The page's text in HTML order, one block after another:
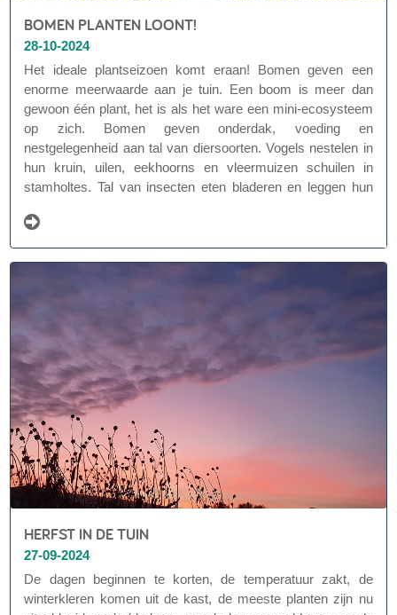
BOMEN PLANTEN LOONT!
28-10-2024
Het ideale plantseizoen komt eraan! Bomen geven een
enorme meerwaarde aan je tuin. Een boom is meer dan
gewoon één plant, het is als het ware een mini-ecosysteem
op zich. Bomen geven onderdak, voeding en
nestgelegenheid aan tal van diersoorten. Vogels nestelen in
hun kruin, uilen, eekhoorns en vleermuizen schuilen in
stamholtes. Tal van insecten eten bladeren en leggen hun
vaak begroeid met korstmossen en ondergronds omringt
een schimmelnetwerk de wortels.
HERFST IN DE TUIN
27-09-2024
De dagen beginnen te korten, de temperatuur zakt, de
winterkleren komen uit de kast, de meeste planten zijn nu